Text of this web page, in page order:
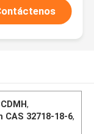
,
CAS 32718-18-6,